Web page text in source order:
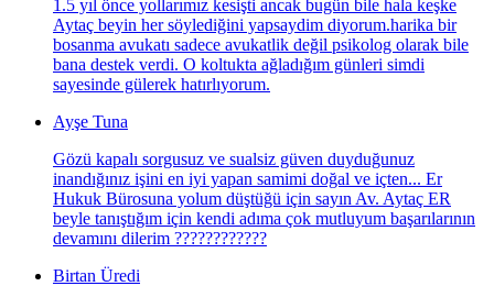
1.5 yıl önce yollarımız kesişti ancak bugün bile hala keşke
Aytaç beyin her söylediğini yapsaydim diyorum.harika bir
bosanma avukatı sadece avukatlik değil psikolog olarak bile
bana destek verdi. O koltukta ağladığım günleri simdi
sayesinde gülerek hatırlıyorum.
Ayşe Tuna
Gözü kapalı sorgusuz ve sualsiz güven duyduğunuz
inandığınız işini en iyi yapan samimi doğal ve içten... Er
Hukuk Bürosuna yolum düştüğü için sayın Av. Aytaç ER
beyle tanıştığım için kendi adıma çok mutluyum başarılarının
devamını dilerim ????????????
Birtan Üredi